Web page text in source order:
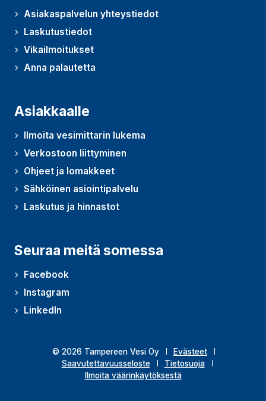
Asiakaspalvelun yhteystiedot
Laskutustiedot
Vikailmoitukset
Anna palautetta
(Avautuu uudessa ikkunassa)
Asiakkaalle
Ilmoita vesimittarin lukema
Verkostoon liittyminen
Ohjeet ja lomakkeet
Sähköinen asiointipalvelu
Laskutus ja hinnastot
Seuraa meitä somessa
Facebook
Instagram
LinkedIn
© 2026 Tampereen Vesi Oy
Evästeet
Saavutettavuusseloste
Tietosuoja
Ilmoita väärinkäytöksestä